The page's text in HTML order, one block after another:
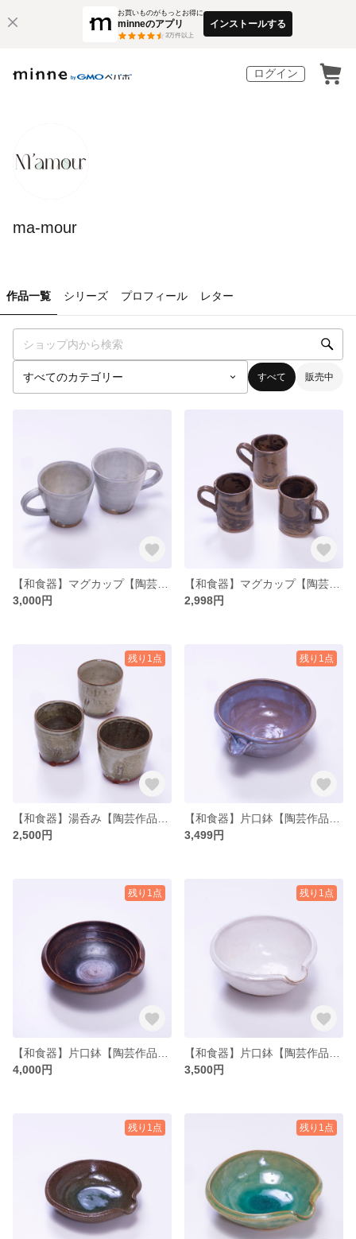
お買いものがもっとお得に
minneのアプリ
3万件以上
インストールする
ログイン
ma-mour
作品一覧 シリーズ プロフィール レター
すべて 販売中
3,000円
2,998円
残り1点
2,500円
残り1点
3,499円
残り1点
4,000円
残り1点
3,500円
残り1点 残り1点